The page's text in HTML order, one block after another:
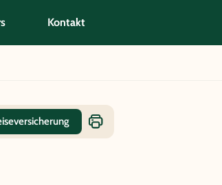
Kontakt